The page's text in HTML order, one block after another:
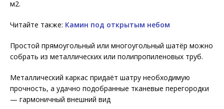
м2.
Читайте также: Камин под открытым небом
Простой прямоугольный или многоугольный шатёр можно
собрать из металлических или полипропиленовых труб.
Металлический каркас придаёт шатру необходимую
прочность, а удачно подобранные тканевые перегородки
— гармоничный внешний вид